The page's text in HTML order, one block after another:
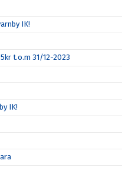
IK!
t.o.m 31/12-2023
IK!